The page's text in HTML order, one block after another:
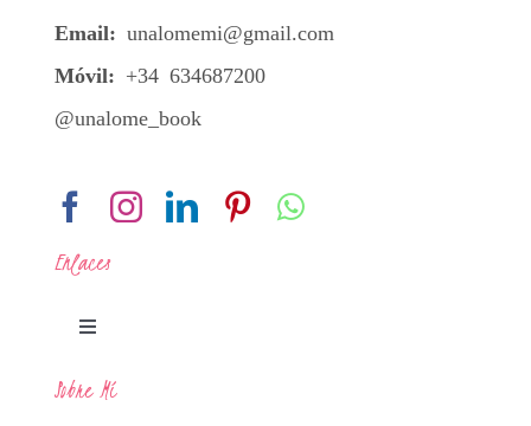
Email: unalomemi@gmail.com
Móvil: +34 634687200
@unalome_book
Enlaces
Toggle
Legal
Sobre Mí